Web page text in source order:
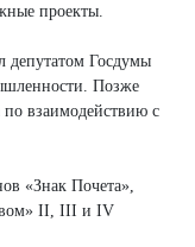
проекты.
депутатом Госдумы
Позже
по взаимодействию с
«Знак Почета»,
II, III и IV